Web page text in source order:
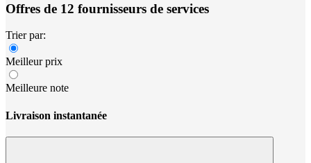
Offres de 12 fournisseurs de services
Trier par:
Meilleur prix
Meilleure note
Livraison instantanée